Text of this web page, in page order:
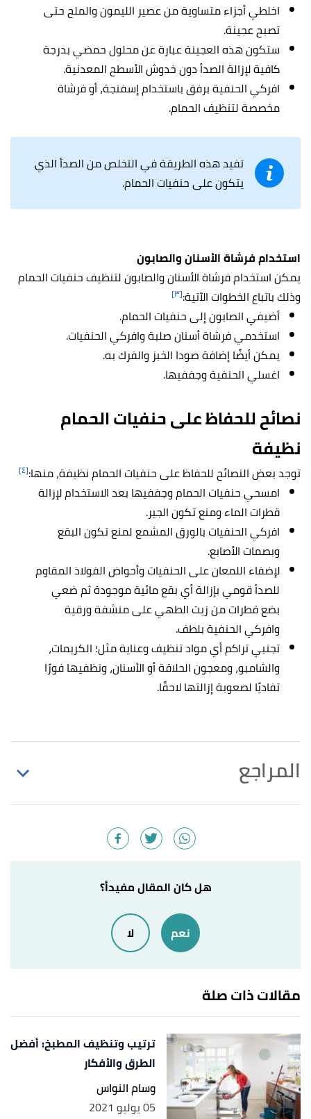
اخلطي أجزاء متساوية من عصير الليمون والملح حتى
تصبح عجينة.
ستكون هذه العجينة عبارة عن محلول حمضي بدرجة
كافية لإزالة الصدأ دون خدوش الأسطح المعدنية.
افركي الحنفية برفق باستخدام إسفنجة، أو فرشاة
مخصصة لتنظيف الحمام.
تفيد هذه الطريقة في التخلص من الصدأ الذي
يتكون على حنفيات الحمام.
استخدام فرشاة الأسنان والصابون
يمكن استخدام فرشاة الأسنان والصابون لتنظيف حنفيات الحمام
وذلك باتباع الخطوات الآتية:[٣]
أضيفي الصابون إلى حنفيات الحمام.
استخدمي فرشاة أسنان صلبة وافركي الحنفيات.
يمكن أيضًا إضافة صودا الخبز والفرك به.
اغسلي الحنفية وجففيها.
نصائح للحفاظ على حنفيات الحمام
نظيفة
توجد بعض النصائح للحفاظ على حنفيات الحمام نظيفة، منها:[٤]
امسحي حنفيات الحمام وجففيها بعد الاستخدام لإزالة
قطرات الماء ومنع تكون الجير.
افركي الحنفيات بالورق المشمع لمنع تكون البقع
وبصمات الأصابع.
لإضفاء اللمعان على الحنفيات وأحواض الفولاذ المقاوم
للصدأ قومي بإزالة أي بقع مائية موجودة ثم ضعي
بضع قطرات من زيت الطهي على منشفة ورقية
وافركي الحنفية بلطف.
تجنبي تراكم أي مواد تنظيف وعناية مثل؛ الكريمات،
والشامبو، ومعجون الحلاقة أو الأسنان، ونظفيها فورًا
تفاديًا لصعوبة إزالتها لاحقًا.
المراجع
"Bathroom Tips: How to Clean Your Metal Fixtures"
mrrooter
, Retrieved 25/5/2021. Edited.
"How to Clean Faucets and Shower Heads Without
Retrieved 25/5/2021. Edited.
↑
"How to Clean a
Shower Head With a Ziploc Bag",tasteofhome,
Retrieved 25/5/2021. Edited.
هل كان المقال مفيداً؟
نعم لا
مقالات ذات صلة
ترتيب وتنظيف المطبخ: أفضل
الطرق والأفكار
وسام النواس
05 يوليو 2021